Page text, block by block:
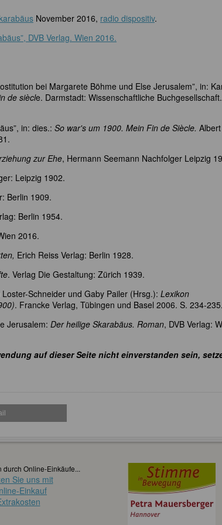
November 2016, radio dispositiv.
DVB Verlag. Wien 2016.
bei Margarete Böhme und Else Jerusalem”, in:
de siècle. Darmstadt: Wissenschaftliche
in: dies.: So war's um 1900. Mein Fin de Siècle. Albert
zur Ehe, Hermann Seemann Nachfolger Leipzig
Leipzig 1902.
Berlin 1909.
Berlin 1954.
2016.
Erich Reiss Verlag: Berlin 1928.
. Verlag Die Gestaltung: Zürich 1939.
Schneider und Gaby Pailer (Hrsg.): Lexikon
. Francke Verlag, Tübingen und Basel 2006. S. 234-235.
Jerusalem: Der heilige Skarabäus. Roman, DVB Verlag:
auf dieser Seite nicht einverstanden sein,
durch Online-Einkäufe...
Sie uns mit
Einkauf